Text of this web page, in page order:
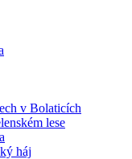
v Bolaticích
lese
háj